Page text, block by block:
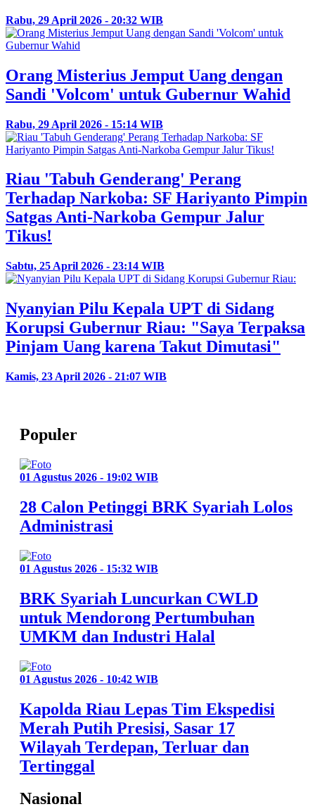
Rabu, 29 April 2026 - 20:32 WIB
Orang Misterius Jemput Uang dengan
Sandi 'Volcom' untuk Gubernur Wahid
Rabu, 29 April 2026 - 15:14 WIB
Riau 'Tabuh Genderang' Perang
Terhadap Narkoba: SF Hariyanto Pimpin
Satgas Anti-Narkoba Gempur Jalur
Tikus!
Sabtu, 25 April 2026 - 23:14 WIB
Nyanyian Pilu Kepala UPT di Sidang
Korupsi Gubernur Riau: "Saya Terpaksa
Pinjam Uang karena Takut Dimutasi"
Kamis, 23 April 2026 - 21:07 WIB
Populer
01 Agustus 2026 - 19:02 WIB
28 Calon Petinggi BRK Syariah Lolos
Administrasi
01 Agustus 2026 - 15:32 WIB
BRK Syariah Luncurkan CWLD
untuk Mendorong Pertumbuhan
UMKM dan Industri Halal
01 Agustus 2026 - 10:42 WIB
Kapolda Riau Lepas Tim Ekspedisi
Merah Putih Presisi, Sasar 17
Wilayah Terdepan, Terluar dan
Tertinggal
Nasional